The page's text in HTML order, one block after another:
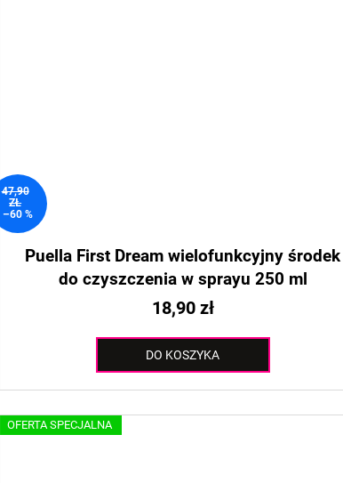
47,90
ZŁ
–60 %
Puella First Dream wielofunkcyjny środek
do czyszczenia w sprayu 250 ml
18,90 zł
DO KOSZYKA
OFERTA SPECJALNA